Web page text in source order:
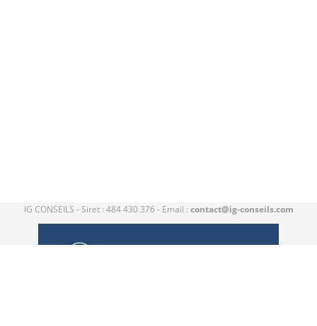
IG CONSEILS - Siret : 484 430 376 - Email : contact@ig-conseils.com